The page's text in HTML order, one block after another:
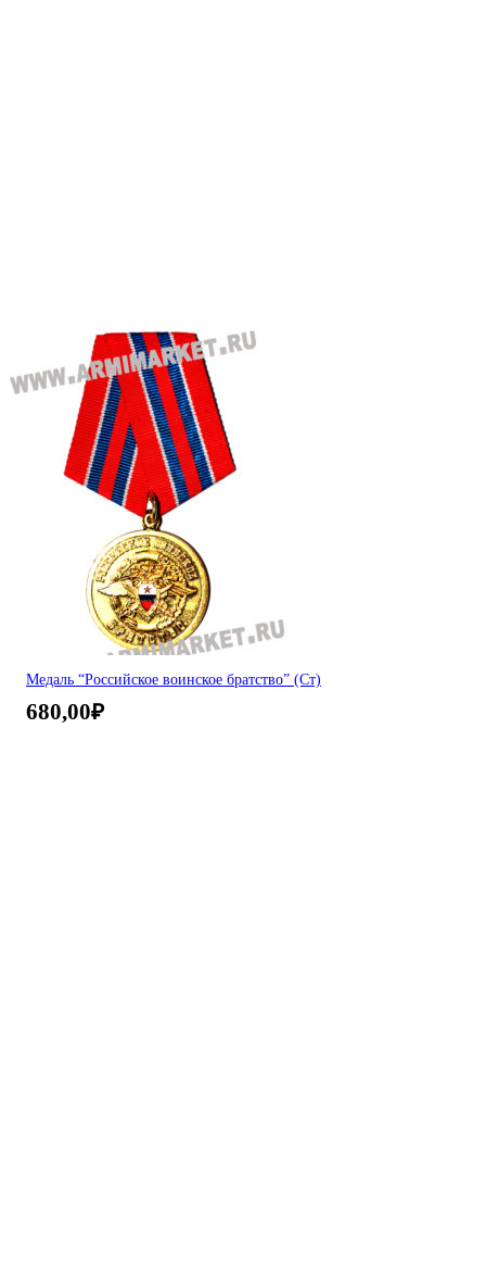
Медаль “Российское воинское братство” (Ст)
680,00₽